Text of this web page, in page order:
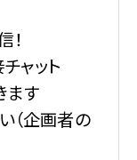
ャット
ます
（企画者の